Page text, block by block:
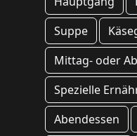
Suppe
Mittag- oder
Spezielle
Abendessen